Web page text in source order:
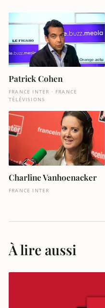
Patrick Cohen
FRANCE INTER · FRANCE
TÉLÉVISIONS
Charline Vanhoenacker
FRANCE INTER
À lire aussi